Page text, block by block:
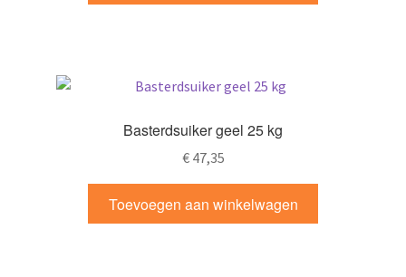
Basterdsuiker geel 25 kg
€47,35
Toevoegen aan winkelwagen